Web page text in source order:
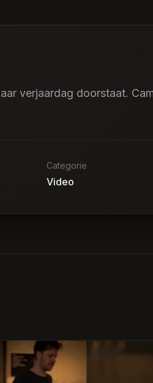
verjaardag doorstaat.
Categorie
Video